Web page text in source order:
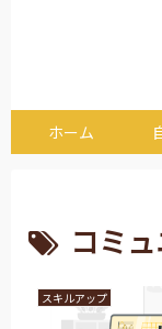
ホーム
コミ
スキルアップ